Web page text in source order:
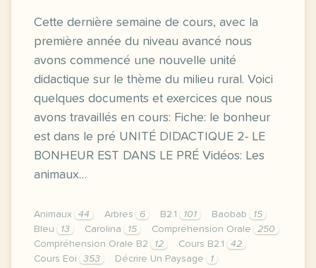
Cette dernière semaine de cours, avec la
première année du niveau avancé nous
avons commencé une nouvelle unité
didactique sur le thème du milieu rural. Voici
quelques documents et exercices que nous
avons travaillés en cours: Fiche: le bonheur
est dans le pré UNITÉ DIDACTIQUE 2- LE
BONHEUR EST DANS LE PRÉ Vidéos: Les
animaux…
Animaux 44 Arbres 6 B2.1 101 Baobab
15
Bleu
13 Carolina 15 Compréhension Orale
250
Compréhension Orale B2
12 Cours B2.1
42
Cours Eoi
353 Décrire Un Paysage
1